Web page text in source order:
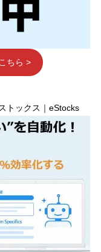
ちら >
ックス｜eStocks